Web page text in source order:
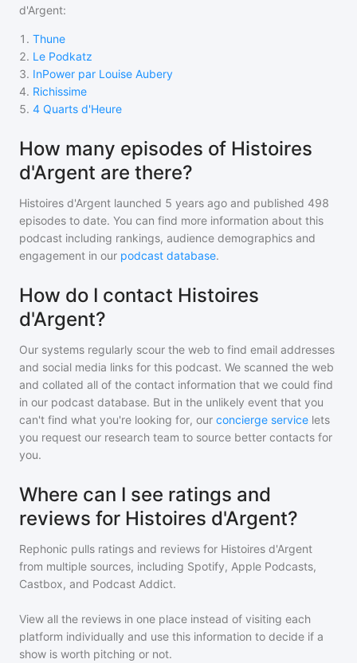
d'Argent:
1 . Thune
2. Le Podkatz
3. InPower par Louise Aubery
4. Richissime
5. 4 Quarts d'Heure
How many episodes of Histoires
d'Argent are there?
Histoires d'Argent launched 5 years ago and published 498
episodes to date. You can find more information about this
podcast including rankings, audience demographics and
engagement in our podcast database.
How do I contact Histoires
d'Argent?
Our systems regularly scour the web to find email addresses
and social media links for this podcast. We scanned the web
and collated all of the contact information that we could find
in our podcast database. But in the unlikely event that you
can't find what you're looking for, our concierge service lets
you request our research team to source better contacts for
you.
Where can I see ratings and
reviews for Histoires d'Argent?
Rephonic pulls ratings and reviews for Histoires d'Argent
from multiple sources, including Spotify, Apple Podcasts,
Castbox, and Podcast Addict.
View all the reviews in one place instead of visiting each
platform individually and use this information to decide if a
show is worth pitching or not.